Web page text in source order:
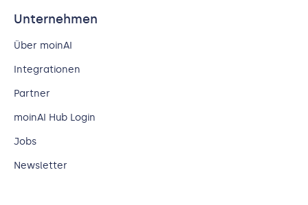
Unternehmen
Über moinAI
Integrationen
Partner
moinAI Hub Login
Jobs
Newsletter